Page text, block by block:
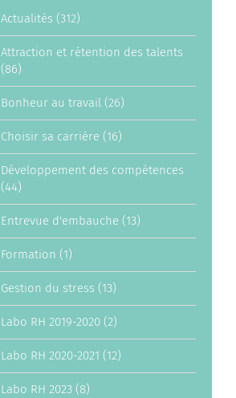
Actualités (312)
Attraction et rétention des talents
(86)
Bonheur au travail (26)
Choisir sa carrière (16)
Développement des compétences
(44)
Entrevue d'embauche (13)
Formation (1)
Gestion du stress (13)
Labo RH 2019-2020 (2)
Labo RH 2020-2021 (12)
Labo RH 2023 (8)